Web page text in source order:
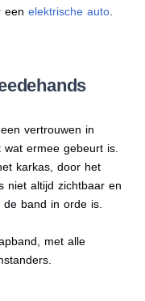
een elektrische auto.
vertrouwen in
ermee gebeurt is.
karkas, door het
niet altijd zichtbaar en
band in orde is.
met alle